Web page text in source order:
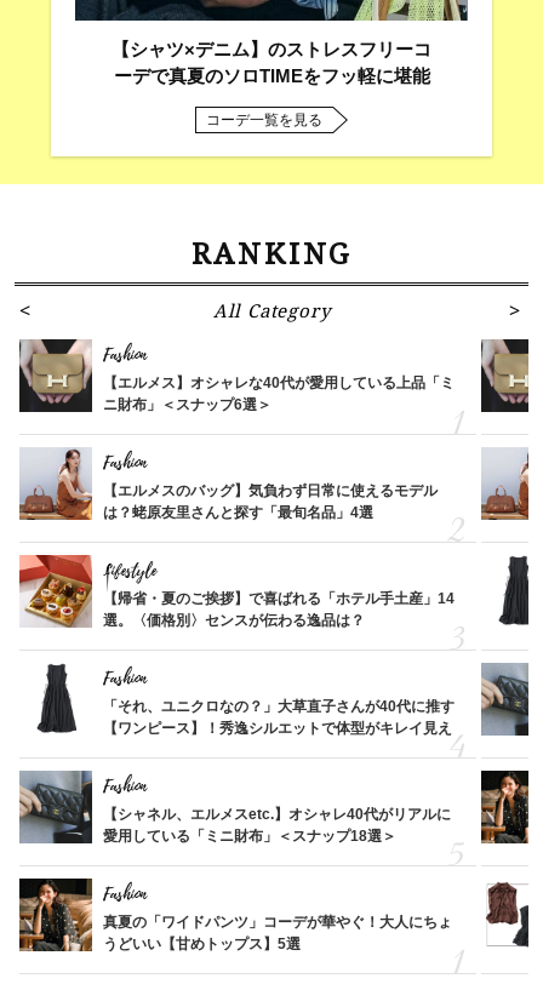
【シャツ×デニム】のストレスフリーコ
ーデで真夏のソロTIMEをフッ軽に堪能
コーデ一覧を見る
RANKING
All Category
Fashion
【エルメス】オシャレな40代が愛用している上品「ミ
ニ財布」＜スナップ6選＞
Fashion
【エルメスのバッグ】気負わず日常に使えるモデル
は？蛯原友里さんと探す「最旬名品」4選
Lifestyle
【帰省・夏のご挨拶】で喜ばれる「ホテル手土産」14
選。〈価格別〉センスが伝わる逸品は？
Fashion
「それ、ユニクロなの？」大草直子さんが40代に推す
【ワンピース】！秀逸シルエットで体型がキレイ見え
Fashion
【シャネル、エルメスetc.】オシャレ40代がリアルに
愛用している「ミニ財布」＜スナップ18選＞
Fashion
真夏の「ワイドパンツ」コーデが華やぐ！大人にちょ
うどいい【甘めトップス】5選